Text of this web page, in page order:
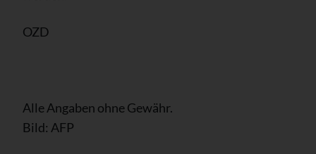
OZD
Alle Angaben ohne Gewähr.
Bild: AFP